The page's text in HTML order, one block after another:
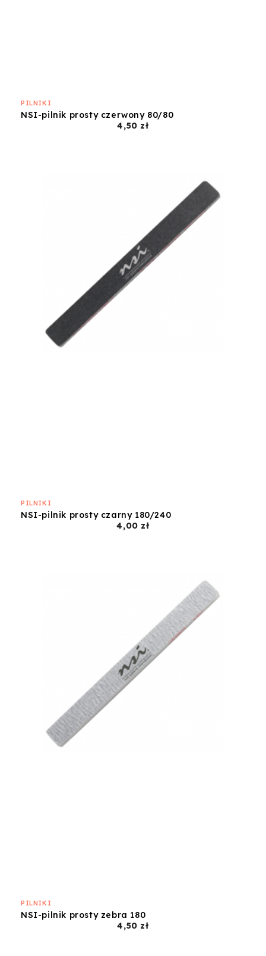
PILNIKI
NSI-pilnik prosty czerwony 80/80
4,50 złCena
PILNIKI
NSI-pilnik prosty czarny 180/240
4,00 złCena
PILNIKI
NSI-pilnik prosty zebra 180
4,50 złCena